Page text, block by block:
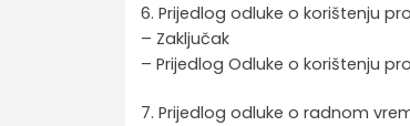
6. Prijedlog odluke o korištenju
– Zaključak
– Prijedlog Odluke o korištenju
7. Prijedlog odluke o radnom